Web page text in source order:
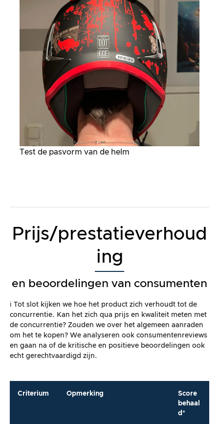
Test de pasvorm van de helm
Prijs/prestatieverhoud
ing
en beoordelingen van consumenten
ℹ️ Tot slot kijken we hoe het product zich verhoudt tot de
concurrentie. Kan het zich qua prijs en kwaliteit meten met
de concurrentie? Zouden we over het algemeen aanraden
om het te kopen? We analyseren ook consumentenreviews
en gaan na of de kritische en positieve beoordelingen ook
echt gerechtvaardigd zijn.
Criterium Opmerking
Score
behaal
d*